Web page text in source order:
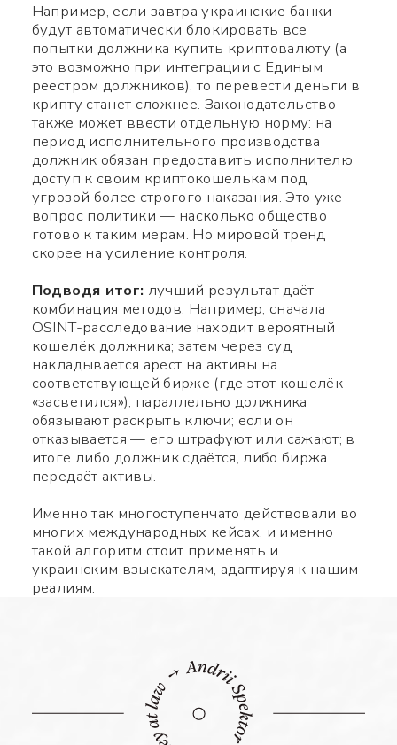
Например, если завтра украинские банки
будут автоматически блокировать все
попытки должника купить криптовалюту (а
это возможно при интеграции с Единым
реестром должников), то перевести деньги в
крипту станет сложнее. Законодательство
также может ввести отдельную норму: на
период исполнительного производства
должник обязан предоставить исполнителю
доступ к своим криптокошелькам под
угрозой более строгого наказания. Это уже
вопрос политики — насколько общество
готово к таким мерам. Но мировой тренд
скорее на усиление контроля.
Подводя итог: лучший результат даёт
комбинация методов. Например, сначала
OSINT-расследование находит вероятный
кошелёк должника; затем через суд
накладывается арест на активы на
соответствующей бирже (где этот кошелёк
«засветился»); параллельно должника
обязывают раскрыть ключи; если он
отказывается — его штрафуют или сажают; в
итоге либо должник сдаётся, либо биржа
передаёт активы.
Именно так многоступенчато действовали во
многих международных кейсах, и именно
такой алгоритм стоит применять и
украинским взыскателям, адаптируя к нашим
реалиям.